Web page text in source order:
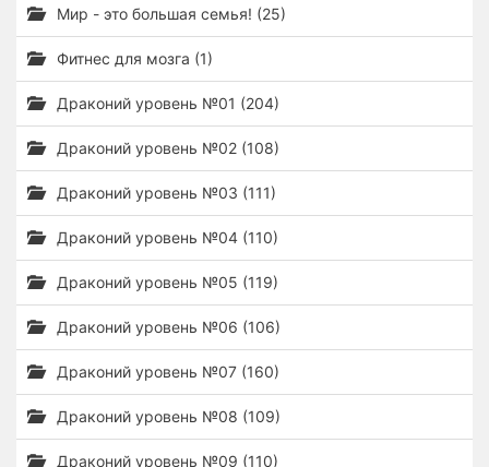
Мир - это большая семья! (25)
Фитнес для мозга (1)
Драконий уровень №01 (204)
Драконий уровень №02 (108)
Драконий уровень №03 (111)
Драконий уровень №04 (110)
Драконий уровень №05 (119)
Драконий уровень №06 (106)
Драконий уровень №07 (160)
Драконий уровень №08 (109)
Драконий уровень №09 (110)